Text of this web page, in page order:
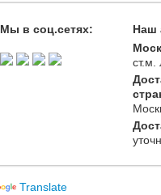
Мы в соц.сетях:
Наш
ст.м.
Translate